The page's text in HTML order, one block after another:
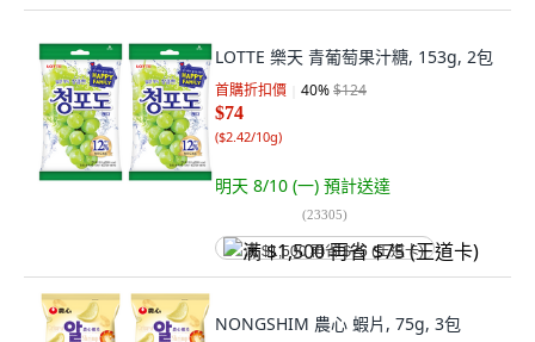
LOTTE 樂天 青葡萄果汁糖, 153g, 2包
首購折扣價 40%$124
$74
($2.42/10g)
明天 8/10 (一) 預計送達
(23305)
满 $1,500 再省 $75 (王道卡)
NONGSHIM 農心 蝦片, 75g, 3包